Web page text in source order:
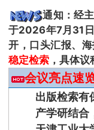
通知：经
于2026年7月31
开，口头汇报、
稳定检索 ，具体
会议亮点速
出版检索
产学研结合